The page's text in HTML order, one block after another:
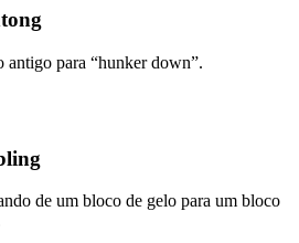
antigo para “hunker down”.
de um bloco de gelo para um bloco